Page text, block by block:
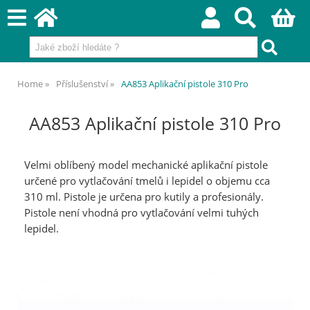
Home Příslušenství AA853 Aplikační pistole 310 Pro
AA853 Aplikační pistole 310 Pro
Velmi oblíbený model mechanické aplikační pistole
určené pro vytlačování tmelů i lepidel o objemu cca
310 ml. Pistole je určena pro kutily a profesionály.
Pistole není vhodná pro vytlačování velmi tuhých
lepidel.